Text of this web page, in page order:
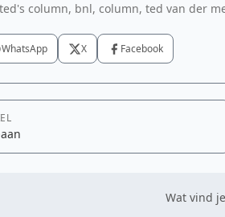
ted's column, bnl, column, ted van der
WhatsApp X Facebook
Wat vind